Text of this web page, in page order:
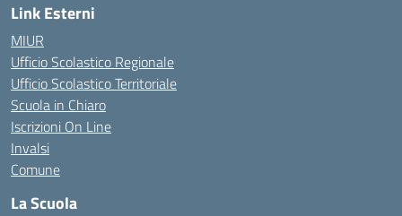
Link Esterni
MIUR
Ufficio Scolastico Regionale
Ufficio Scolastico Territoriale
Scuola in Chiaro
Iscrizioni On Line
Invalsi
Comune
La Scuola